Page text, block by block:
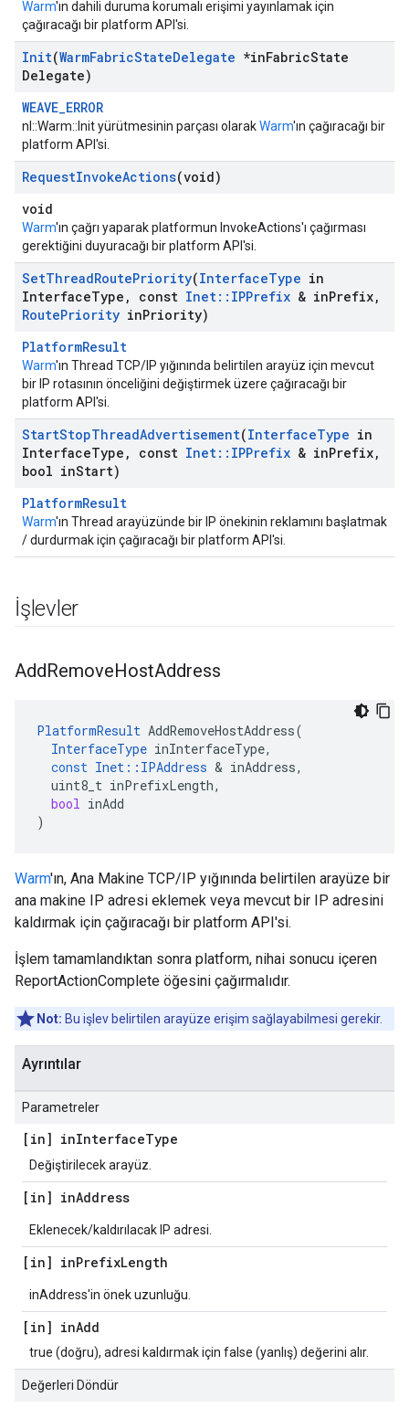
Warm'ın dahili duruma korumalı erişimi yayınlamak için
çağıracağı bir platform API'si.
Init(WarmFabricStateDelegate *inFabricState
Delegate)
WEAVE_ERROR
nl::Warm::Init yürütmesinin parçası olarakWarm'ın çağıracağı bir
platform API'si.
RequestInvokeActions(void)
void
Warm'ın çağrı yaparak platformun InvokeActions'ı çağırması
gerektiğini duyuracağı bir platform API'si.
SetThreadRoutePriority(InterfaceType in
InterfaceType , const Inet:: IPPrefix & inPrefix,
RoutePriority inPriority)
PlatformResult
Warm'ın Thread TCP/IP yığınında belirtilen arayüz için mevcut
bir IP rotasının önceliğini değiştirmek üzere çağıracağı bir
platform API'si.
StartStopThreadAdvertisement(InterfaceType in
InterfaceType , const Inet:: IPPrefix & inPrefix,
bool inStart)
PlatformResult
Warm'ın Thread arayüzünde bir IP önekinin reklamını başlatmak
/ durdurmak için çağıracağı bir platform API'si.
İşlevler
AddRemoveHostAddress
PlatformResult AddRemoveHostAddress(
InterfaceType inInterfaceType,
const Inet :: IPAddress & inAddress,
uint8_t inPrefixLength,
bool inAdd
)
Warm'ın, Ana Makine TCP/IP yığınında belirtilen arayüze bir
ana makine IP adresi eklemek veya mevcut bir IP adresini
kaldırmak için çağıracağı bir platform API'si.
İşlem tamamlandıktan sonra platform, nihai sonucu içeren
ReportActionComplete öğesini çağırmalıdır.
Not: Bu işlev belirtilen arayüze erişim sağlayabilmesi gerekir.
Ayrıntılar
Parametreler
[in] inInterfaceType
Değiştirilecek arayüz.
[in] inAddress
Eklenecek/kaldırılacak IP adresi.
[in] inPrefixLength
inAddress'in önek uzunluğu.
[in] inAdd
true (doğru), adresi kaldırmak için false (yanlış) değerini alır.
Değerleri Döndür